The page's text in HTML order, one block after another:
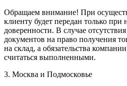
Обращаем внимание! При
клиенту будет передан только при
доверенности. В случае
документов на право получения
на склад, а обязательства
считаться выполненными.
3. Москва и Подмосковье